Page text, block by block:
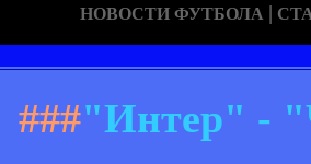
НОВОСТИ ФУТБОЛА |
###"Интер" -